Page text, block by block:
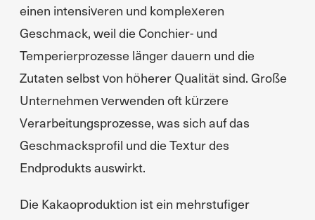
einen intensiveren und komplexeren
Geschmack, weil die Conchier- und
Temperierprozesse länger dauern und die
Zutaten selbst von höherer Qualität sind. Große
Unternehmen verwenden oft kürzere
Verarbeitungsprozesse, was sich auf das
Geschmacksprofil und die Textur des
Endprodukts auswirkt.
Die Kakaoproduktion ist ein mehrstufiger